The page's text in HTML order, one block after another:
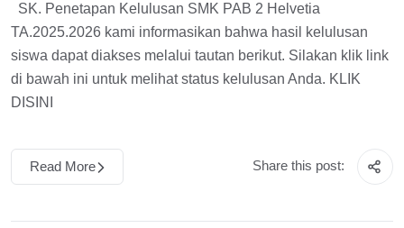
SK. Penetapan Kelulusan SMK PAB 2 Helvetia
TA.2025.2026 kami informasikan bahwa hasil kelulusan
siswa dapat diakses melalui tautan berikut. Silakan klik link
di bawah ini untuk melihat status kelulusan Anda. KLIK
DISINI
Read More Share this post: